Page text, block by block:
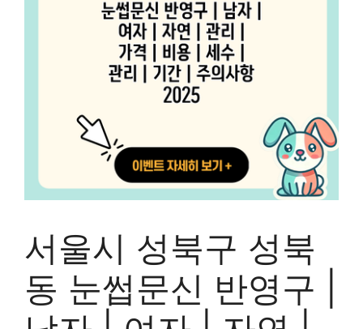
서울시 성북구 성북
동 눈썹문신 반영구 |